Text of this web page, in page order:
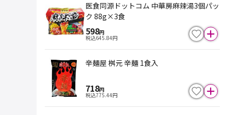
医食同源ドットコム 中華房麻辣湯3個パッ
ク 88g×3食
598円
税込645.84円
辛麺屋 桝元 辛麺 1食入
718円
税込775.44円